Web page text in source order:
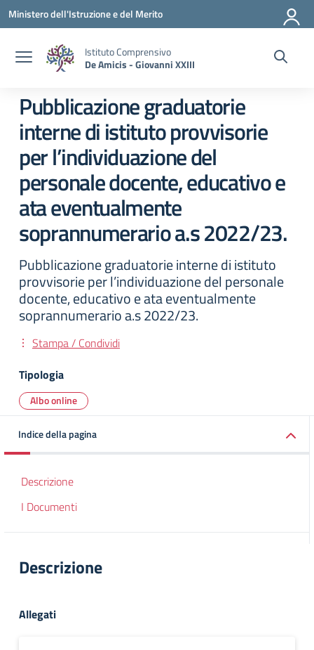
Vai ai contenuti
Vai al menu di navigazione
Vai al footer
Ministero dell'Istruzione e del Merito
Istituto Comprensivo
De Amicis - Giovanni XXIII
Pubblicazione graduatorie
interne di istituto provvisorie
per l’individuazione del
personale docente, educativo e
ata eventualmente
soprannumerario a.s 2022/23.
Pubblicazione graduatorie interne di istituto
provvisorie per l’individuazione del personale
docente, educativo e ata eventualmente
soprannumerario a.s 2022/23.
Stampa / Condividi
Tipologia
Albo online
Indice della pagina
Descrizione
I Documenti
Descrizione
Allegati